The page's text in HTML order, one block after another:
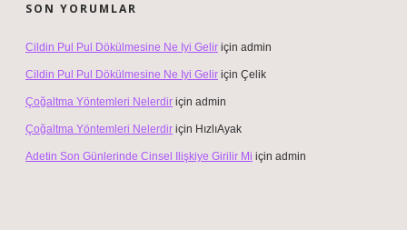
SON YORUMLAR
Cildin Pul Pul Dökülmesine Ne Iyi Gelir için admin
Cildin Pul Pul Dökülmesine Ne Iyi Gelir için Çelik
Çoğaltma Yöntemleri Nelerdir için admin
Çoğaltma Yöntemleri Nelerdir için HızlıAyak
Adetin Son Günlerinde Cinsel Ilişkiye Girilir Mi için admin